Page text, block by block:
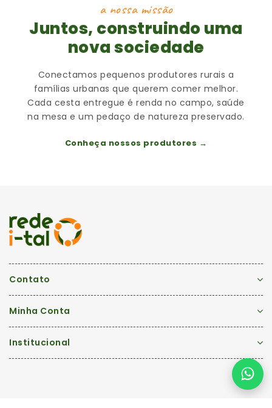
a nossa missão
Juntos, construindo uma
nova sociedade
Conectamos pequenos produtores rurais a
famílias urbanas que querem comer melhor.
Cada cesta entregue é renda no campo, saúde
na mesa e um pedaço de natureza preservado.
Conheça nossos produtores →
Contato
Minha Conta
Institucional